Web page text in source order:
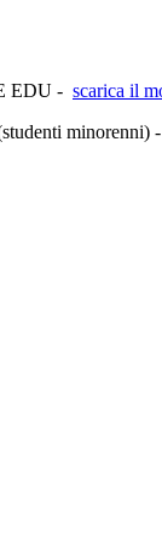
EDU - scarica il
minorenni) -